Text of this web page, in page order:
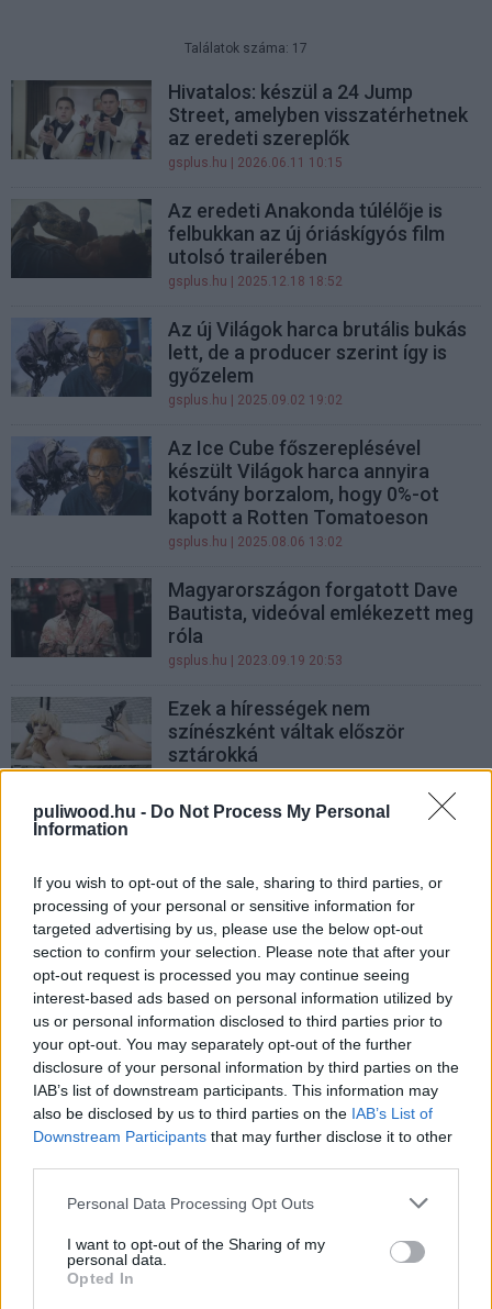
puliwood.hu - Do Not Process My Personal
Information
If you wish to opt-out of the sale, sharing to third parties, or
processing of your personal or sensitive information for
targeted advertising by us, please use the below opt-out
section to confirm your selection. Please note that after your
opt-out request is processed you may continue seeing
interest-based ads based on personal information utilized by
us or personal information disclosed to third parties prior to
your opt-out. You may separately opt-out of the further
disclosure of your personal information by third parties on the
IAB’s list of downstream participants. This information may
also be disclosed by us to third parties on the IAB’s List of
Downstream Participants that may further disclose it to other
Please note that this website/app uses one or more Google
not limited to your visit or usage behaviour. You may click to
grant or deny consent to Google and its third-party tags to
use your data for below specified purposes in below Google
Personal Data Processing Opt Outs
I want to opt-out of the Sharing of my
personal data.
Opted In
Találatok száma: 17
Hivatalos: készül a 24 Jump
Street, amelyben visszatérhetnek
az eredeti szereplők
gsplus.hu | 2026.06.11 10:15
Az eredeti Anakonda túlélője is
felbukkan az új óriáskígyós film
utolsó trailerében
gsplus.hu | 2025.12.18 18:52
Az új Világok harca brutális bukás
lett, de a producer szerint így is
győzelem
gsplus.hu | 2025.09.02 19:02
Az Ice Cube főszereplésével
készült Világok harca annyira
kotvány borzalom, hogy 0%-ot
kapott a Rotten Tomatoeson
gsplus.hu | 2025.08.06 13:02
Magyarországon forgatott Dave
Bautista, videóval emlékezett meg
róla
gsplus.hu | 2023.09.19 20:53
Ezek a hírességek nem
színészként váltak először
sztárokká
Filmsztárok, akik nem színészként
gsplus.hu | 2023.03.04 17:11
Öt rapper, aki betört Hollywoodba
Hír| 2022.09.13 14:00
2 in 1: xXx 1-2
Hír| 2017.01.18 15:50
Tévészpot érkezett a xXx: Újra
akcióban-hoz
Hír| 2017.01.16 08:00
Újabb előzetesen az Ökölharc
Hír | 2016.12.08 14:10